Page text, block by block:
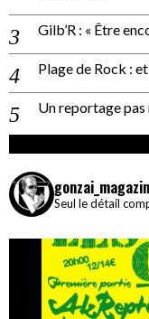
Gilb’R : « Être
Plage de Rock :
Un reportage pas
Seul le détail